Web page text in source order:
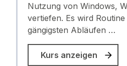
Nutzung von Windows,
vertiefen. Es wird Routine
gängigsten Abläufen …
Kurs anzeigen